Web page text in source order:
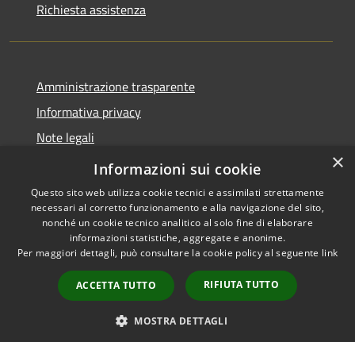
Richiesta assistenza
Amministrazione trasparente
Informativa privacy
Note legali
Dichiarazione di accessibilità
Accessibilità
Copyright © 2026 • Comune di
Monforte San Giorgio •
Powered byMunicipium
Accesso redazione
×
Informazioni sui cookie
Questo sito web utilizza cookie tecnici e assimilati strettamente
necessari al corretto funzionamento e alla navigazione del sito,
nonché un cookie tecnico analitico al solo fine di elaborare
informazioni statistiche, aggregate e anonime.
Per maggiori dettagli, può consultare la cookie policy al seguente link
ACCETTA TUTTO RIFIUTA TUTTO
MOSTRA DETTAGLI